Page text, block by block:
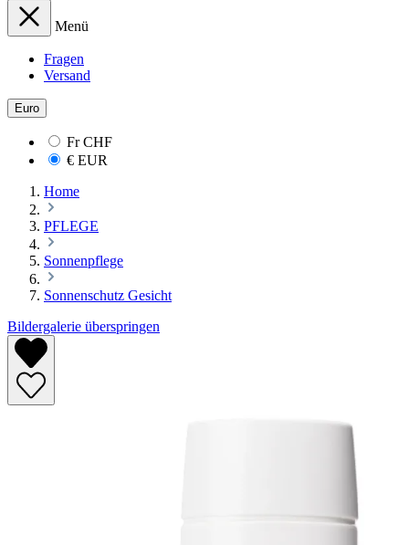
Menü
Fragen
Versand
Euro
FrCHF
€ EUR
Home
PFLEGE
Sonnenpflege
Sonnenschutz Gesicht
Bildergalerie überspringen